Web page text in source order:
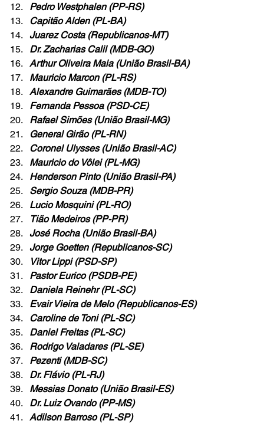
Pedro Westphalen (PP-RS)
Capitão Alden (PL-BA)
Juarez Costa (Republicanos-MT)
Dr. Zacharias Calil (MDB-GO)
Arthur Oliveira Maia (União Brasil-BA)
Mauricio Marcon (PL-RS)
Alexandre Guimarães (MDB-TO)
Fernanda Pessoa (PSD-CE)
Rafael Simões (União Brasil-MG)
General Girão (PL-RN)
Coronel Ulysses (União Brasil-AC)
Mauricio do Vôlei (PL-MG)
Henderson Pinto (União Brasil-PA)
Sergio Souza (MDB-PR)
Lucio Mosquini (PL-RO)
Tião Medeiros (PP-PR)
José Rocha (União Brasil-BA)
Jorge Goetten (Republicanos-SC)
Vitor Lippi (PSD-SP)
Pastor Eurico (PSDB-PE)
Daniela Reinehr (PL-SC)
Evair Vieira de Melo (Republicanos-ES)
Caroline de Toni (PL-SC)
Daniel Freitas (PL-SC)
Rodrigo Valadares (PL-SE)
Pezenti (MDB-SC)
Dr. Flávio (PL-RJ)
Messias Donato (União Brasil-ES)
Dr. Luiz Ovando (PP-MS)
Adilson Barroso (PL-SP)